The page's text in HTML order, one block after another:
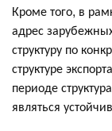
Кроме того, в
адрес
структуру по
структуре
периоде
являться